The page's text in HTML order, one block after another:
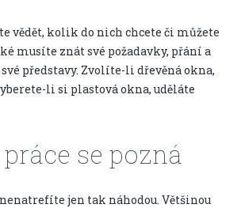
vědět, kolik do nich chcete či můžete
musíte znát své požadavky, přání a
představy. Zvolíte-li dřevěná okna,
li si plastová okna, uděláte
se pozná
jen tak náhodou. Většinou